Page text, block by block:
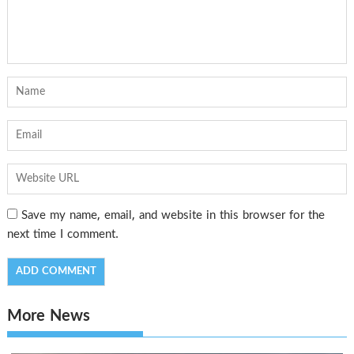
Save my name, email, and website in this browser for the
next time I comment.
More News